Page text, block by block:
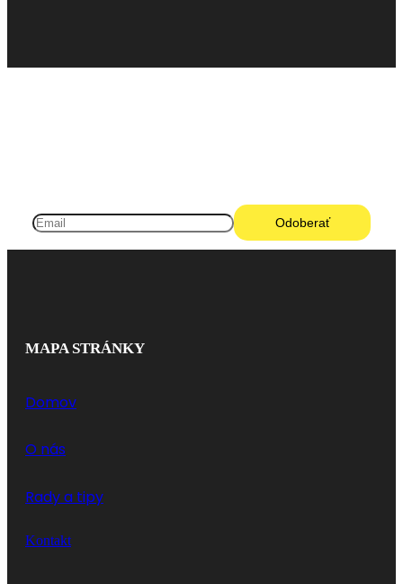
MAPA STRÁNKY
Domov
O nás
Rady a tipy
Kontakt